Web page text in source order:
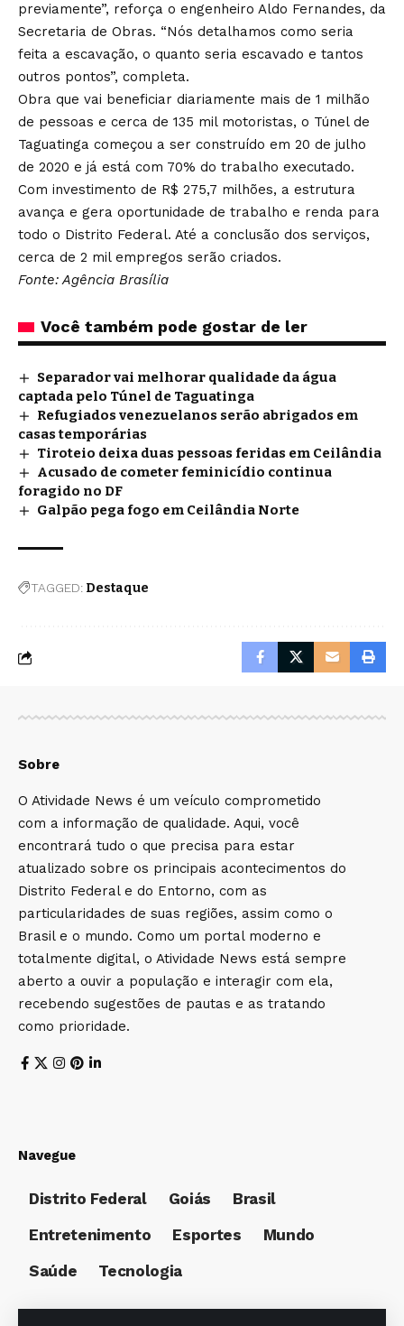
previamente”, reforça o engenheiro Aldo Fernandes, da
Secretaria de Obras. “Nós detalhamos como seria
feita a escavação, o quanto seria escavado e tantos
outros pontos”, completa.
Obra que vai beneficiar diariamente mais de 1 milhão
de pessoas e cerca de 135 mil motoristas, o Túnel de
Taguatinga começou a ser construído em 20 de julho
de 2020 e já está com 70% do trabalho executado.
Com investimento de R$ 275,7 milhões, a estrutura
avança e gera oportunidade de trabalho e renda para
todo o Distrito Federal. Até a conclusão dos serviços,
cerca de 2 mil empregos serão criados.
Fonte: Agência Brasília
Você também pode gostar de ler
Separador vai melhorar qualidade da água
captada pelo Túnel de Taguatinga
Refugiados venezuelanos serão abrigados em
casas temporárias
Tiroteio deixa duas pessoas feridas em Ceilândia
Acusado de cometer feminicídio continua
foragido no DF
Galpão pega fogo em Ceilândia Norte
TAGGED: Destaque
Sobre
O Atividade News é um veículo comprometido
com a informação de qualidade. Aqui, você
encontrará tudo o que precisa para estar
atualizado sobre os principais acontecimentos do
Distrito Federal e do Entorno, com as
particularidades de suas regiões, assim como o
Brasil e o mundo. Como um portal moderno e
totalmente digital, o Atividade News está sempre
aberto a ouvir a população e interagir com ela,
recebendo sugestões de pautas e as tratando
como prioridade.
Navegue
Distrito Federal Goiás
Brasil
Entretenimento
Esportes
Mundo
Saúde
Tecnologia